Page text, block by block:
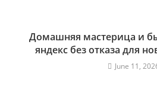
Домашняя мастерица и
яндекс без отказа для
June 11,